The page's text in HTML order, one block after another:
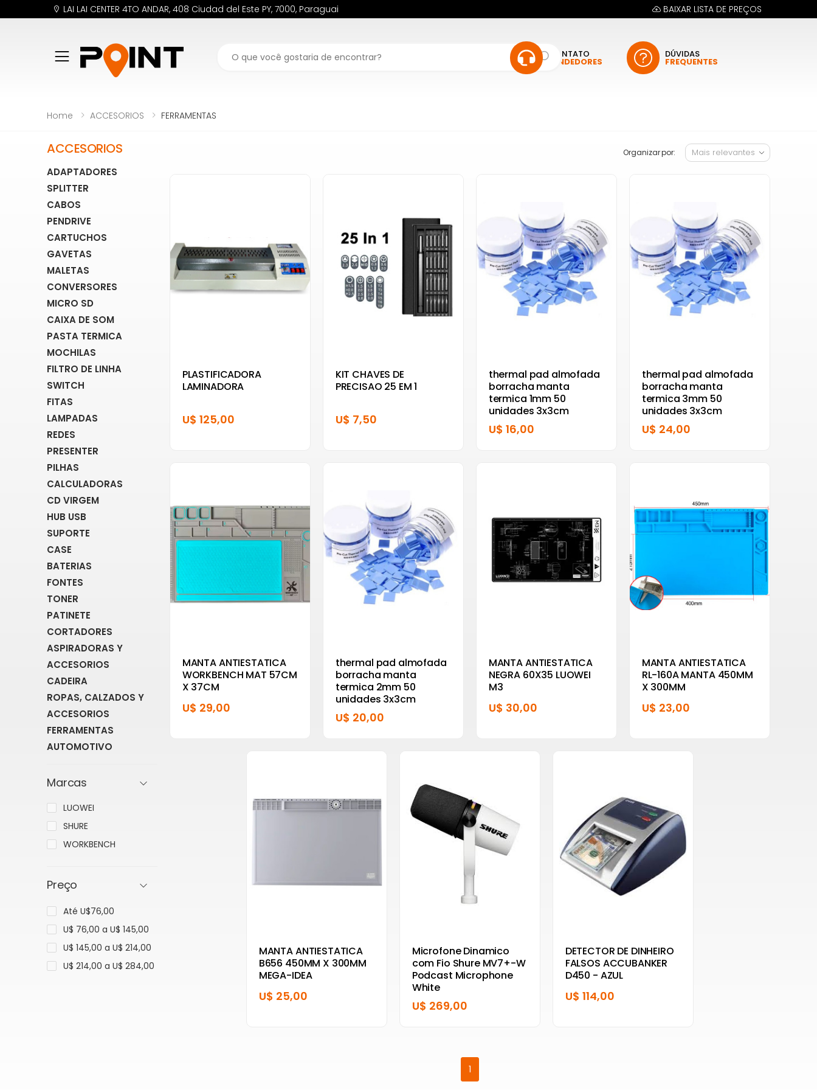
LAI LAI CENTER 4TO ANDAR, 408 Ciudad del Este PY, 7000, Paraguai BAIXAR LISTA DE PREÇOS
CONTATO
VENDEDORES
DÚVIDAS
FREQUENTES
Home ACCESORIOS FERRAMENTAS
Organizar por:
PLASTIFICADORA
LAMINADORA
U$ 125,00
KIT CHAVES DE
PRECISAO 25 EM 1
U$ 7,50
thermal pad almofada
borracha manta
termica 1mm 50
unidades 3x3cm
U$ 16,00
thermal pad almofada
borracha manta
termica 3mm 50
unidades 3x3cm
U$ 24,00
MANTA ANTIESTATICA
WORKBENCH MAT 57CM
X 37CM
U$ 29,00
thermal pad almofada
borracha manta
termica 2mm 50
unidades 3x3cm
U$ 20,00
MANTA ANTIESTATICA
NEGRA 60X35 LUOWEI
M3
U$ 30,00
MANTA ANTIESTATICA
RL-160A MANTA 450MM
X 300MM
U$ 23,00
MANTA ANTIESTATICA
B656 450MM X 300MM
MEGA-IDEA
U$ 25,00
Microfone Dinamico
com Fio Shure MV7+-W
Podcast Microphone
White
U$ 269,00
DETECTOR DE DINHEIRO
FALSOS ACCUBANKER
D450 - AZUL
U$ 114,00
1
ACCESORIOS
ADAPTADORES
SPLITTER
CABOS
PENDRIVE
CARTUCHOS
GAVETAS
MALETAS
CONVERSORES
MICRO SD
CAIXA DE SOM
PASTA TERMICA
MOCHILAS
FILTRO DE LINHA
SWITCH
FITAS
LAMPADAS
REDES
PRESENTER
PILHAS
CALCULADORAS
CD VIRGEM
HUB USB
SUPORTE
CASE
BATERIAS
FONTES
TONER
PATINETE
CORTADORES
ASPIRADORAS Y
ACCESORIOS
CADEIRA
ROPAS, CALZADOS Y
ACCESORIOS
FERRAMENTAS
AUTOMOTIVO
Marcas
LUOWEI
SHURE
WORKBENCH
Preço
Até U$76,00
U$ 76,00 a U$ 145,00
U$ 145,00 a U$ 214,00
U$ 214,00 a U$ 284,00